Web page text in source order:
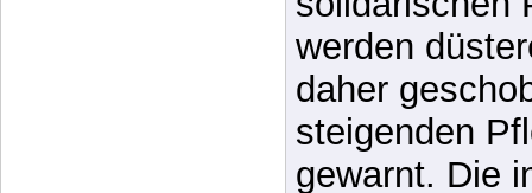
aber um die
solidarischen
werden
daher